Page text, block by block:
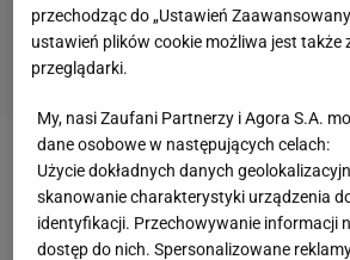
Zobacz wideoDoping? "Nie będę
ale...". Szpilka tłumaczy, jak go
Fight]
przechodząc do „Ustawień
ustawień plików cookie możliwa jest także
przeglądarki.
My, nasi Zaufani Partnerzy i Agora S.A.
dane osobowe w następujących celach:
Użycie dokładnych danych
skanowanie charakterystyki urządzenia
identyfikacji. Przechowywanie informacji
dostęp do nich. Spersonalizowane